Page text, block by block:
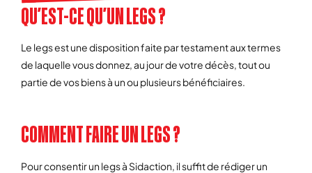
QU’EST-CE QU’UN LEGS ?
Le legs est une disposition faite par testament aux termes
de laquelle vous donnez, au jour de votre décès, tout ou
partie de vos biens à un ou plusieurs bénéficiaires.
COMMENT FAIRE UN LEGS ?
Pour consentir un legs à Sidaction, il suffit de rédiger un